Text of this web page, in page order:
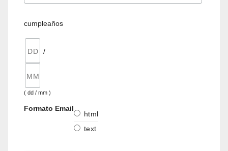
cumpleaños
/
( dd / mm )
Formato Email
html
text